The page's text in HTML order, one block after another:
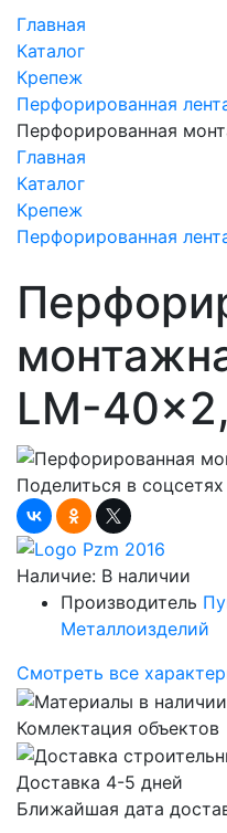
Главная
Каталог
Крепеж
Перфорированная
Перфорированная
Главная
Каталог
Крепеж
Перфорированная
LM-
Поделиться в соцсетях
Наличие: В наличии
Производитель
Металлоизделий
Смотреть все
Комлектация объектов
Доставка 4-5 дней
Ближайшая дата